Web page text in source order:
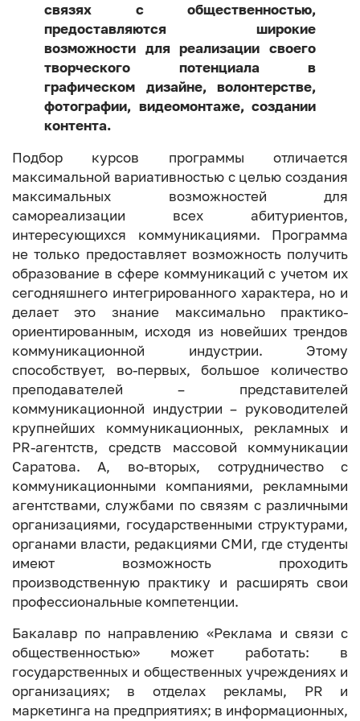
связях с общественностью,
предоставляются широкие
возможности для реализации своего
творческого потенциала в
графическом дизайне, волонтерстве,
фотографии, видеомонтаже, создании
контента.
Подбор курсов программы отличается
максимальной вариативностью с целью создания
максимальных возможностей для
самореализации всех абитуриентов,
интересующихся коммуникациями. Программа
не только предоставляет возможность получить
образование в сфере коммуникаций с учетом их
сегодняшнего интегрированного характера, но и
делает это знание максимально практико-
ориентированным, исходя из новейших трендов
коммуникационной индустрии. Этому
способствует, во-первых, большое количество
преподавателей – представителей
коммуникационной индустрии – руководителей
крупнейших коммуникационных, рекламных и
PR-агентств, средств массовой коммуникации
Саратова. А, во-вторых, сотрудничество с
коммуникационными компаниями, рекламными
агентствами, службами по связям с различными
организациями, государственными структурами,
органами власти, редакциями СМИ, где студенты
имеют возможность проходить
производственную практику и расширять свои
профессиональные компетенции.
Бакалавр по направлению «Реклама и связи с
общественностью» может работать: в
государственных и общественных учреждениях и
организациях; в отделах рекламы, PR и
маркетинга на предприятиях; в информационных,